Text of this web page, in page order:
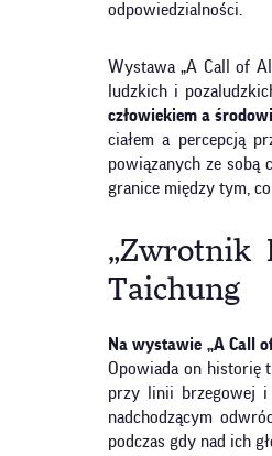
odpowiedzialności.
Wystawa „A Call of
ludzkich i
człowiekiem a
ciałem a percepcją
powiązanych ze sobą
granice między tym,
„Zwrotnik
Taichung
Na wystawie „A Call
Opowiada on historię
przy linii brzegowej i
nadchodzącym
podczas gdy nad ich